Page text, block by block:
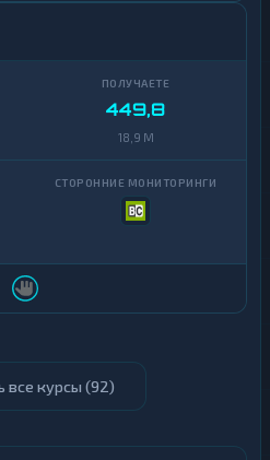
449,8
18,9 M
все курсы (92)